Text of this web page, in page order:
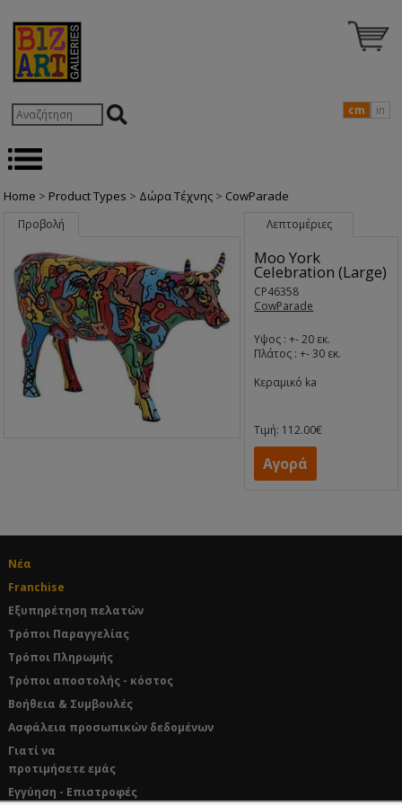
cm in
Home > Product Types > Δώρα Τέχνης > CowParade
Προβολή Λεπτομέριες
Moo York
Celebration (Large)
CP46358
CowParade
Υψος : +- 20 εκ.
Πλάτος : +- 30 εκ.
Κεραμικό ka
Τιμή: 112.00€
Αγορά
Νέα
Franchise
Εξυπηρέτηση πελατών
Τρόποι Παραγγελίας
Τρόποι Πληρωμής
Τρόποι αποστολής - κόστος
Βοήθεια & Συμβουλές
Ασφάλεια προσωπικών δεδομένων
Γιατί να
προτιμήσετε εμάς
Εγγύηση - Επιστροφές